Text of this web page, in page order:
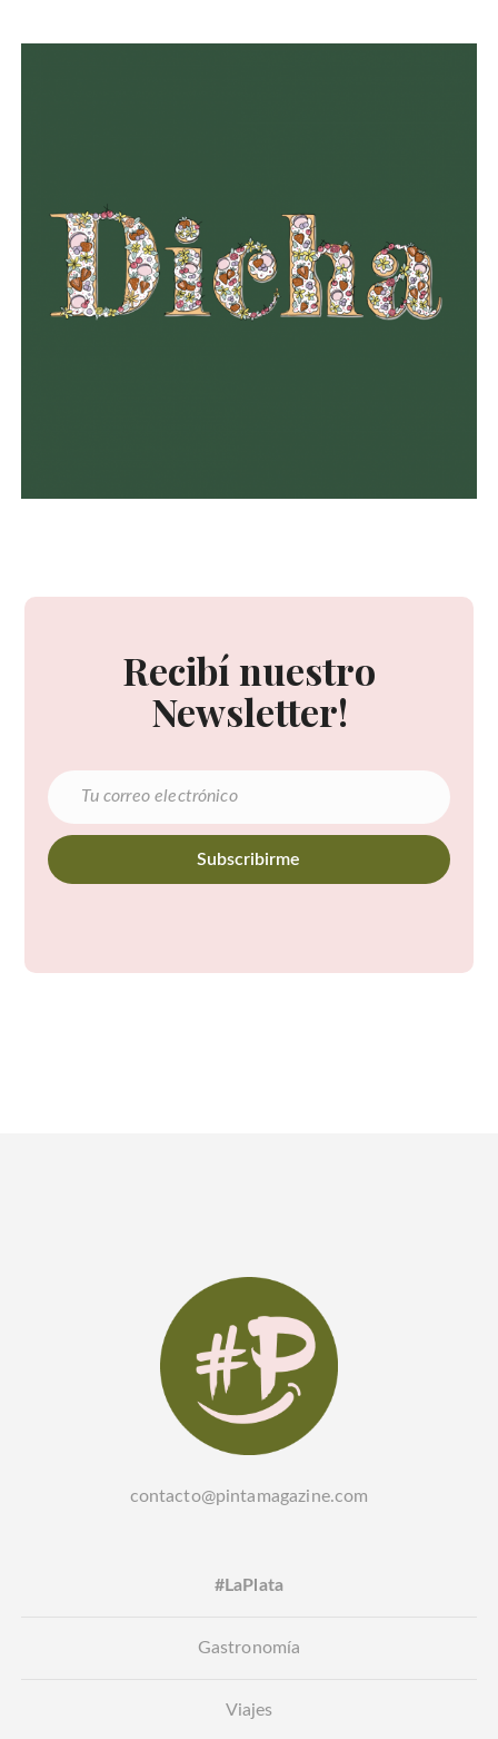
Recibí nuestro
Newsletter!
contacto@pintamagazine.com
#LaPlata
Gastronomía
Viajes